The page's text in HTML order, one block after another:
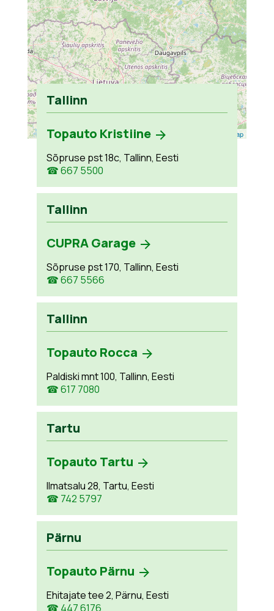
Leaflet OpenStreetMap
Tallinn
Topauto Kristiine
Sõpruse pst 18c, Tallinn, Eesti
☎ 667 5500
Tallinn
CUPRA Garage
Sõpruse pst 170, Tallinn, Eesti
☎ 667 5566
Tallinn
Topauto Rocca
Paldiski mnt 100, Tallinn, Eesti
☎ 617 7080
Tartu
Topauto Tartu
Ilmatsalu 28, Tartu, Eesti
☎ 742 5797
Pärnu
Topauto Pärnu
Ehitajate tee 2, Pärnu, Eesti
☎ 447 6176